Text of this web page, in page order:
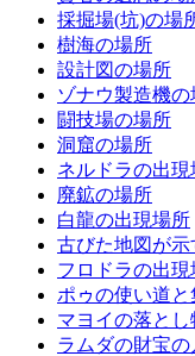
採掘場(坑)の場
樹海の場所
設計図の場所
ゾナウ製造機の
闘技場の場所
洞窟の場所
ネルドラの出現
廃鉱の場所
白龍の出現場所
古びた地図が示
フロドラの出現
ポゥの使い道と
マヨイの落とし
ラムダの財宝